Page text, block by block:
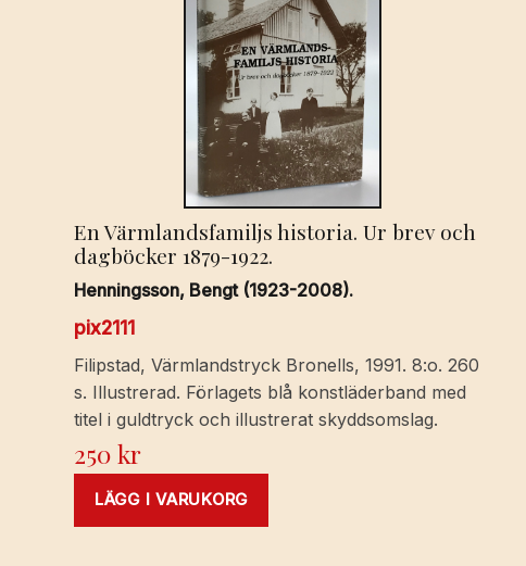
En Värmlandsfamiljs historia. Ur brev och
dagböcker 1879-1922.
Henningsson, Bengt (1923-2008).
pix2111
Filipstad, Värmlandstryck Bronells, 1991. 8:o. 260
s. Illustrerad. Förlagets blå konstläderband med
titel i guldtryck och illustrerat skyddsomslag.
250kr
LÄGG I VARUKORG